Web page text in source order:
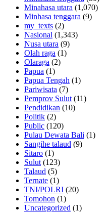
Minahasa utara (1,070)
Minhasa tenggara (9)
my_texts (2)
Nasional (1,343)
Nusa utara (9)
Olah raga (1)
Olaraga (2)
Papua (1)
Papua Tengah (1)
Pariwisata (7)
Pemprov Sulut (11)
Pendidikan (10)
Politik (2)
Public (120)
Pulau Dewata Bali (1)
Sangihe talaud (9)
Sitaro (1)
Sulut (123)
Talaud (5)
Ternate (1)
TNI/POLRI (20)
Tomohon (1)
Uncategorized (1)